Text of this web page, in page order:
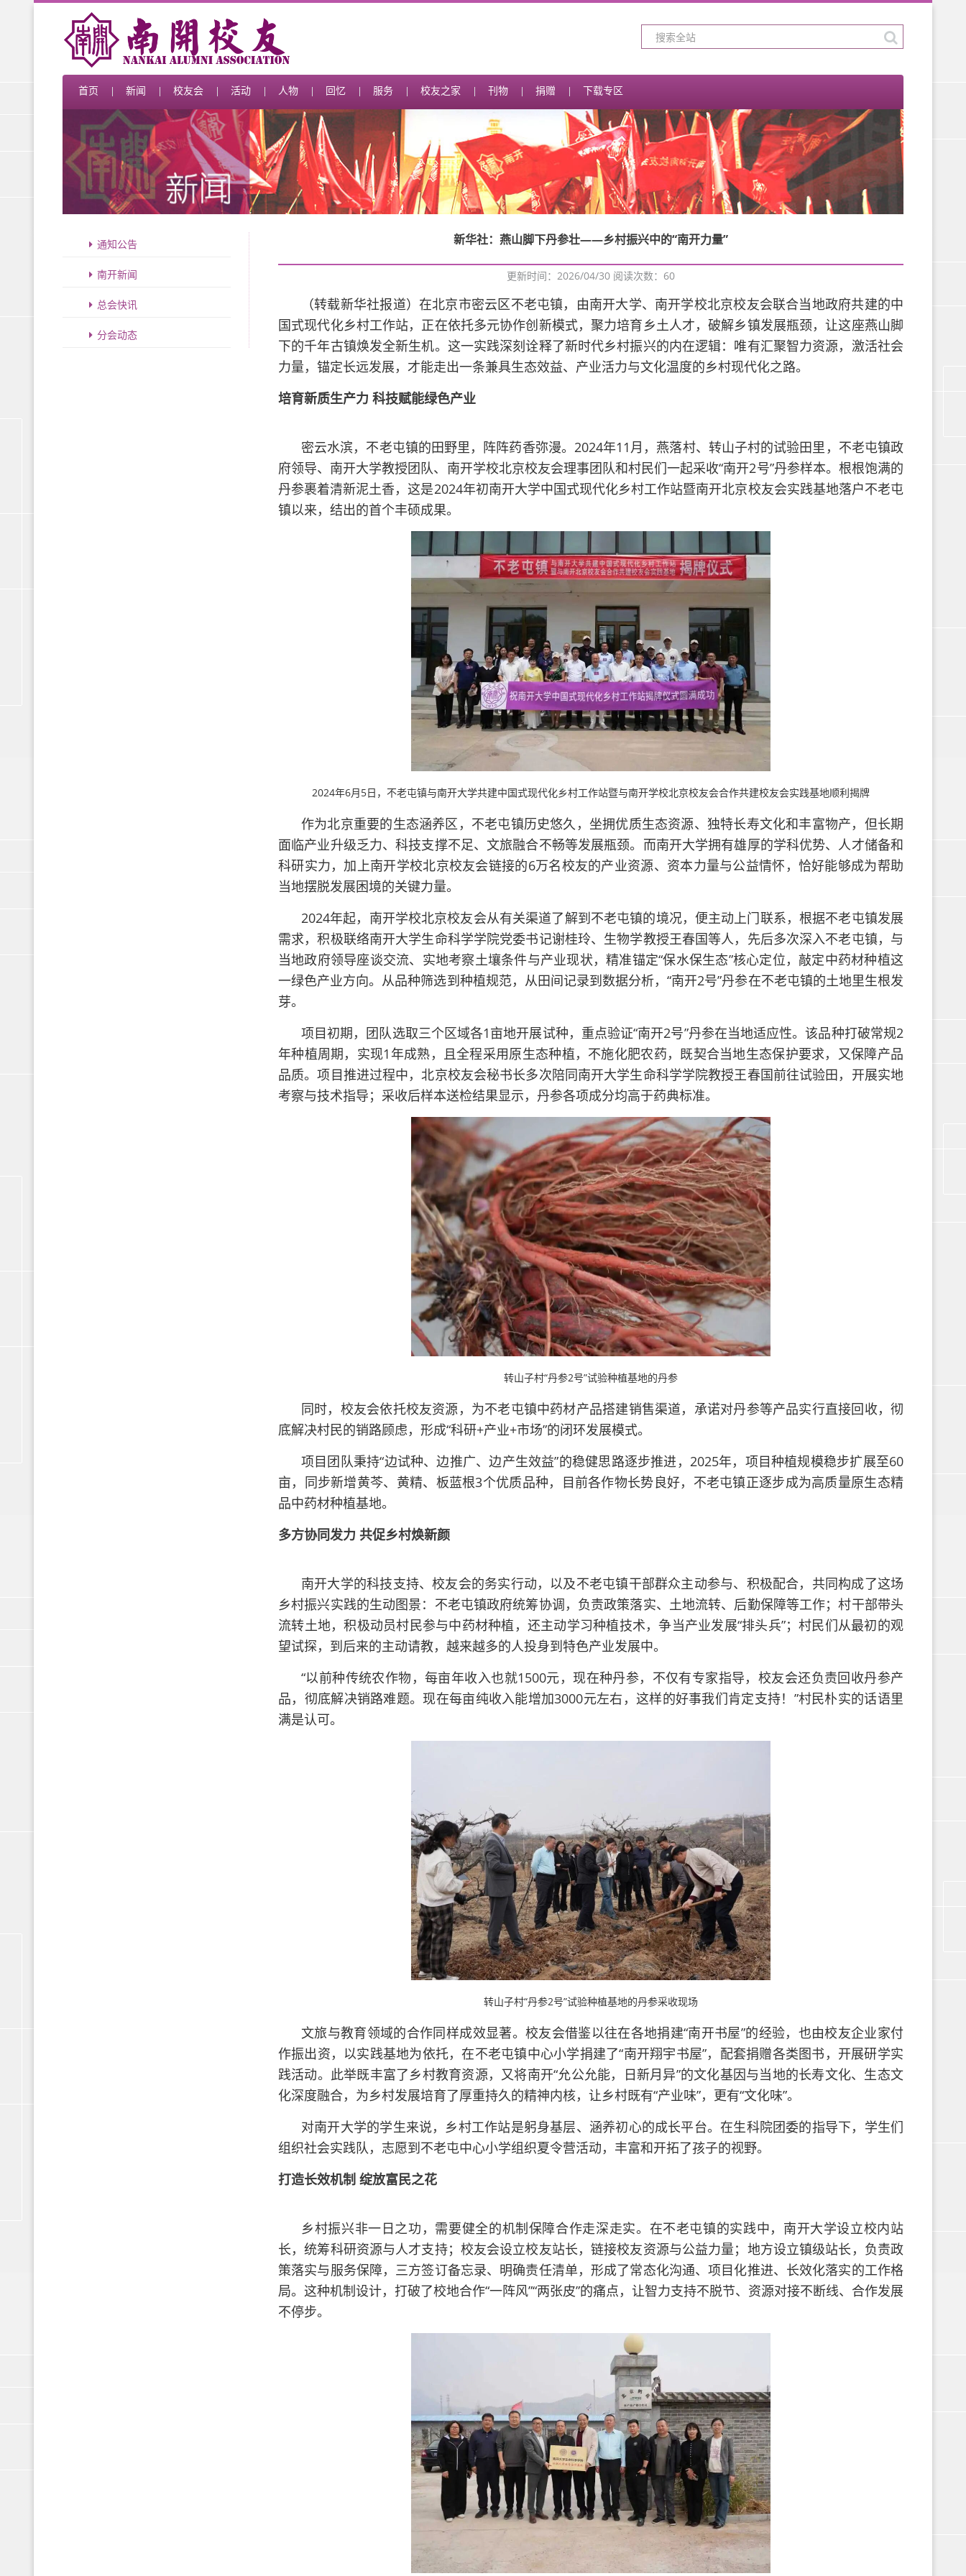
首页 新闻 校友会 活动 人物 回忆 服务 校友之家 刊物 捐赠 下载专区
通知公告
南开新闻
总会快讯
分会动态
新华社：燕山脚下丹参壮——乡村振兴中的“南开力量”
更新时间：2026/04/30 阅读次数： 60
（转载新华社报道）在北京市密云区不老屯镇，由南开大学、南开学校北京校友会联合当地政府共建的中
国式现代化乡村工作站，正在依托多元协作创新模式，聚力培育乡土人才，破解乡镇发展瓶颈，让这座燕山脚
下的千年古镇焕发全新生机。这一实践深刻诠释了新时代乡村振兴的内在逻辑：唯有汇聚智力资源，激活社会
力量，锚定长远发展，才能走出一条兼具生态效益、产业活力与文化温度的乡村现代化之路。
培育新质生产力 科技赋能绿色产业
密云水滨，不老屯镇的田野里，阵阵药香弥漫。2024年11月，燕落村、转山子村的试验田里，不老屯镇政
府领导、南开大学教授团队、南开学校北京校友会理事团队和村民们一起采收“南开2号”丹参样本。根根饱满的
丹参裹着清新泥土香，这是2024年初南开大学中国式现代化乡村工作站暨南开北京校友会实践基地落户不老屯
镇以来，结出的首个丰硕成果。
2024年6月5日，不老屯镇与南开大学共建中国式现代化乡村工作站暨与南开学校北京校友会合作共建校友会实践基地顺利揭牌
作为北京重要的生态涵养区，不老屯镇历史悠久，坐拥优质生态资源、独特长寿文化和丰富物产，但长期
面临产业升级乏力、科技支撑不足、文旅融合不畅等发展瓶颈。而南开大学拥有雄厚的学科优势、人才储备和
科研实力，加上南开学校北京校友会链接的6万名校友的产业资源、资本力量与公益情怀，恰好能够成为帮助
当地摆脱发展困境的关键力量。
2024年起，南开学校北京校友会从有关渠道了解到不老屯镇的境况，便主动上门联系，根据不老屯镇发展
需求，积极联络南开大学生命科学学院党委书记谢桂玲、生物学教授王春国等人，先后多次深入不老屯镇，与
当地政府领导座谈交流、实地考察土壤条件与产业现状，精准锚定“保水保生态”核心定位，敲定中药材种植这
一绿色产业方向。从品种筛选到种植规范，从田间记录到数据分析，“南开2号”丹参在不老屯镇的土地里生根发
芽。
项目初期，团队选取三个区域各1亩地开展试种，重点验证“南开2号”丹参在当地适应性。该品种打破常规2
年种植周期，实现1年成熟，且全程采用原生态种植，不施化肥农药，既契合当地生态保护要求，又保障产品
品质。项目推进过程中，北京校友会秘书长多次陪同南开大学生命科学学院教授王春国前往试验田，开展实地
考察与技术指导；采收后样本送检结果显示，丹参各项成分均高于药典标准。
转山子村“丹参2号”试验种植基地的丹参
同时，校友会依托校友资源，为不老屯镇中药材产品搭建销售渠道，承诺对丹参等产品实行直接回收，彻
底解决村民的销路顾虑，形成“科研+产业+市场”的闭环发展模式。
项目团队秉持“边试种、边推广、边产生效益”的稳健思路逐步推进，2025年，项目种植规模稳步扩展至60
亩，同步新增黄芩、黄精、板蓝根3个优质品种，目前各作物长势良好，不老屯镇正逐步成为高质量原生态精
品中药材种植基地。
多方协同发力 共促乡村焕新颜
南开大学的科技支持、校友会的务实行动，以及不老屯镇干部群众主动参与、积极配合，共同构成了这场
乡村振兴实践的生动图景：不老屯镇政府统筹协调，负责政策落实、土地流转、后勤保障等工作；村干部带头
流转土地，积极动员村民参与中药材种植，还主动学习种植技术，争当产业发展“排头兵”；村民们从最初的观
望试探，到后来的主动请教，越来越多的人投身到特色产业发展中。
“以前种传统农作物，每亩年收入也就1500元，现在种丹参，不仅有专家指导，校友会还负责回收丹参产
品，彻底解决销路难题。现在每亩纯收入能增加3000元左右，这样的好事我们肯定支持！”村民朴实的话语里
满是认可。
转山子村“丹参2号”试验种植基地的丹参采收现场
文旅与教育领域的合作同样成效显著。校友会借鉴以往在各地捐建“南开书屋”的经验，也由校友企业家付
作振出资，以实践基地为依托，在不老屯镇中心小学捐建了“南开翔宇书屋”，配套捐赠各类图书，开展研学实
践活动。此举既丰富了乡村教育资源，又将南开“允公允能，日新月异”的文化基因与当地的长寿文化、生态文
化深度融合，为乡村发展培育了厚重持久的精神内核，让乡村既有“产业味”，更有“文化味”。
对南开大学的学生来说，乡村工作站是躬身基层、涵养初心的成长平台。在生科院团委的指导下，学生们
组织社会实践队，志愿到不老屯中心小学组织夏令营活动，丰富和开拓了孩子的视野。
打造长效机制 绽放富民之花
乡村振兴非一日之功，需要健全的机制保障合作走深走实。在不老屯镇的实践中，南开大学设立校内站
长，统筹科研资源与人才支持；校友会设立校友站长，链接校友资源与公益力量；地方设立镇级站长，负责政
策落实与服务保障，三方签订备忘录、明确责任清单，形成了常态化沟通、项目化推进、长效化落实的工作格
局。这种机制设计，打破了校地合作“一阵风”“两张皮”的痛点，让智力支持不脱节、资源对接不断线、合作发展
不停步。